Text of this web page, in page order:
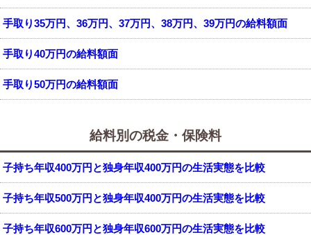
手取り35万円、36万円、37万円、38万円、39万円の給料額面
手取り40万円の給料額面
手取り50万円の給料額面
給料別の税金・保険料
子持ち年収400万円と独身年収400万円の生活実態を比較
子持ち年収500万円と独身年収400万円の生活実態を比較
子持ち年収600万円と独身年収600万円の生活実態を比較